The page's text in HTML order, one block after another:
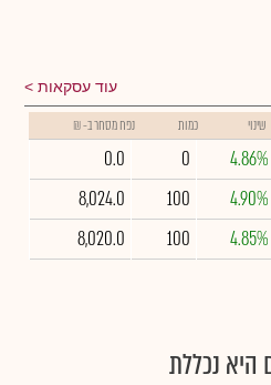
עוד עסקאות
שינוי כמות נפח מסחר ב- ₪
4.86%
0
0.0
4.90%
100
8,024.0
4.85%
100
8,020.0
נכללת